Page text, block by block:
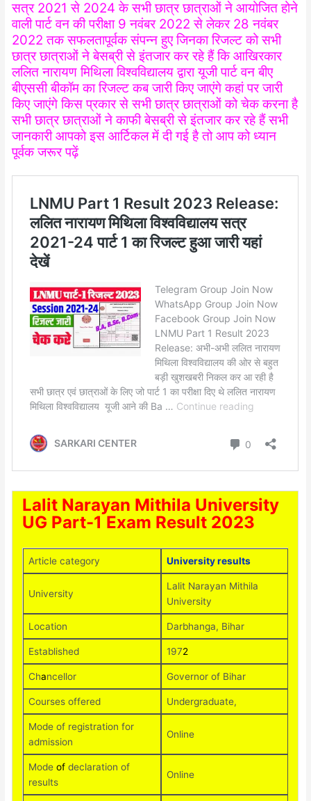
सत्र 2021 से 2024 के सभी छात्र छात्राओं ने आयोजित होने
वाली पार्ट वन की परीक्षा 9 नवंबर 2022 से लेकर 28 नवंबर
2022 तक सफलतापूर्वक संपन्न हुए जिनका रिजल्ट को सभी
छात्रछात्राओंने बेसब्री से इंतजार कर रहे हैं कि आखिरकार
ललित नारायण मिथिला विश्वविद्यालय द्वारा यूजी पार्ट वन बीए
बीएससी बीकॉम का रिजल्ट कब जारी किए जाएंगे कहां पर जारी
किए जाएंगे किस प्रकार से सभी छात्र छात्राओं को चेक करना है
सभी छात्र छात्राओं ने काफी बेसब्री से इंतजार कर रहे हैं सभी
जानकारी आपको इस आर्टिकल में दी गई है तो आप को ध्यान
पूर्वक जरूर पढ़ें
Lalit Narayan Mithila University
UG Part-1 Exam Result 2023
Article category University results
University
Lalit Narayan Mithila
University
Location Darbhanga, Bihar
Established 1972
Chancellor Governor of Bihar
Courses offered Undergraduate,
Mode of registration for
admission
Online
Mode ofdeclaration of
results
Online